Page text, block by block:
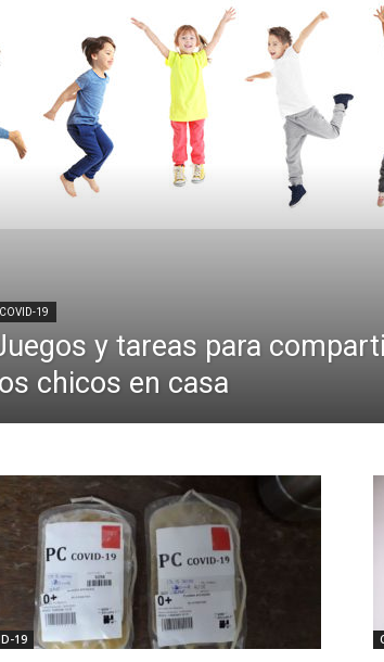
COVID-19
y tareas para
los chicos en casa
19